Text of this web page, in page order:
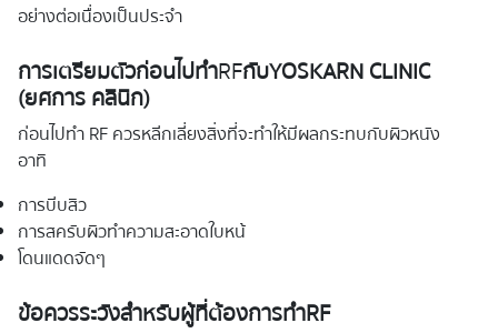
อย่างต่อเนื่องเป็นประจำ
การเตรียมตัวก่อนไปทำRFกับYOSKARN CLINIC
(ยศการ คลินิก)
ก่อนไปทำ RF ควรหลีกเลี่ยงสิ่งที่จะทำให้มีผลกระทบกับผิวหนัง
อาทิ
การบีบสิว
การสครับผิวทำความสะอาดใบหน้
โดนแดดจัดๆ
ข้อควรระวังสำหรับผู้ที่ต้องการทำRF